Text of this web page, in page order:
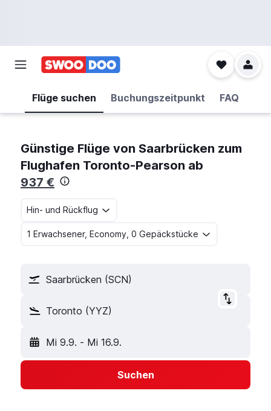
Flüge suchen Buchungszeitpunkt FAQ
Günstige Flüge von Saarbrücken zum
Flughafen Toronto-Pearson ab
937 €
Hin- und Rückflug
1 Erwachsener, Economy, 0 Gepäckstücke
Saarbrücken (SCN)
Toronto (YYZ)
Mi 9.9. - Mi 16.9.
Suchen